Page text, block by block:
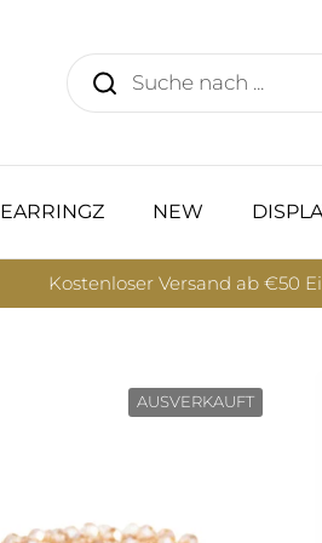
EARRINGZ NEW
Kostenloser Versand ab €50
AUSVERKAUFT